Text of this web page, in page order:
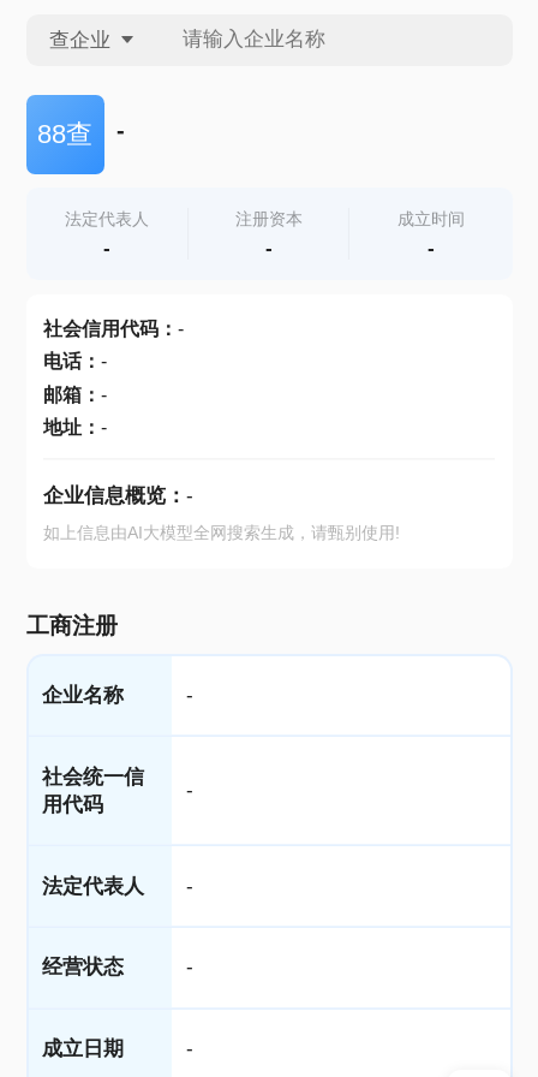
查企业
查企业
查产地
88查 -
法定代表人
-
注册资本
-
成立时间
-
社会信用代码： -
电话： -
邮箱： -
地址： -
企业信息概览： -
如上信息由AI大模型全网搜索生成，请甄别使用!
工商注册
企业名称 -
社会统一信
用代码
-
法定代表人 -
经营状态 -
成立日期 -